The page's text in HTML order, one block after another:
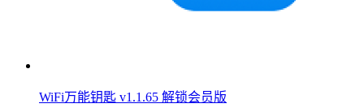
WiFi万能钥匙 v1.1.65 解锁会员版